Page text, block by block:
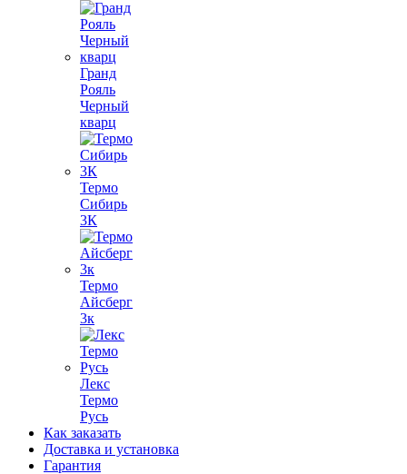
Гранд
Рояль
Черный
кварц
Термо
Сибирь
3К
Термо
Айсберг
3к
Лекс
Термо
Русь
Как заказать
Доставка и установка
Гарантия